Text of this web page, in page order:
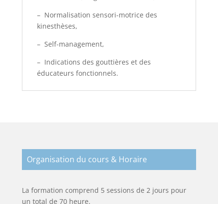
– Normalisation sensori-motrice des
kinesthèses,
– Self-management,
– Indications des gouttières et des
éducateurs fonctionnels.
Organisation du cours & Horaire
La formation comprend 5 sessions de 2 jours pour
un total de 70 heure.